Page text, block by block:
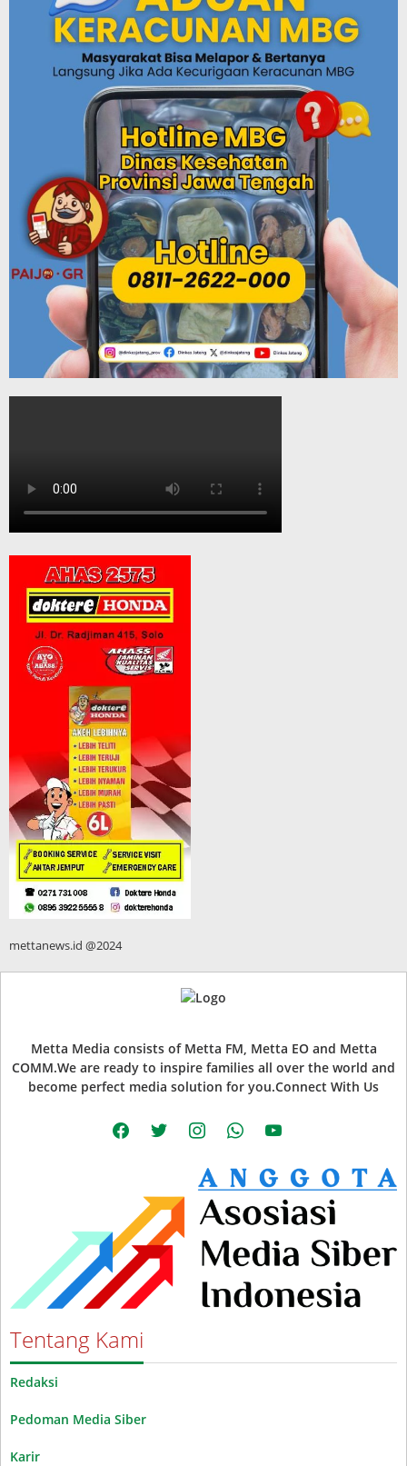
mettanews.id @2024
Metta Media consists of Metta FM, Metta EO and Metta
COMM.We are ready to inspire families all over the world and
become perfect media solution for you.Connect With Us
facebooktwitter instagramwhatsappyoutube
Tentang Kami
Redaksi
Pedoman Media Siber
Karir